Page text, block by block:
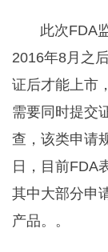
此次FDA
2016年8月之
证后才能上市
需要同时提交
查，该类申请
日，目前FDA
其中大部分申
产品。。